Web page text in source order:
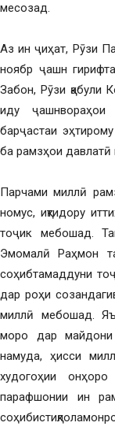
месозад.
Аз ин ҷиҳат, Рӯзи
ноябр ҷашн
Забон, Рӯзи қабули
иду ҷашнвораҳои
барҷастаи
ба рамзҳои давлатӣ
Парчами миллӣ
номус, иқтидору
тоҷик мебошад.
Эмомалӣ Раҳмон
соҳибтамаддуни
дар роҳи
миллӣ мебошад.
моро дар майдони
намуда, ҳисси
худогоҳии
парафшонии ин